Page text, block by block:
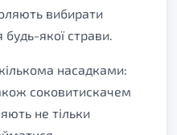
вибирати
якої страви.
насадками:
соковитискачем
не тільки